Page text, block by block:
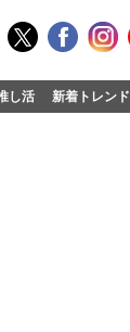
し活 新着トレンド